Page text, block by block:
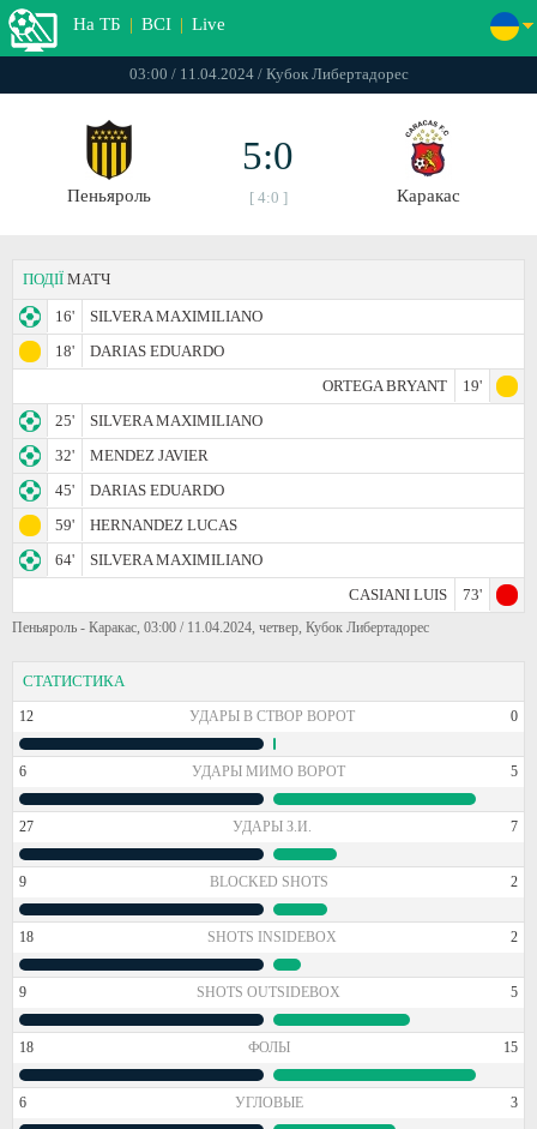
На ТБ | ВСІ | Live
03:00 / 11.04.2024 / Кубок Либертадорес
Пеньяроль
5:0
[ 4:0 ] Каракас
ПОДІЇ МАТЧ
16'
SILVERA MAXIMILIANO
18'
DARIAS EDUARDO
ORTEGA BRYANT
19'
25'
SILVERA MAXIMILIANO
32'
MENDEZ JAVIER
45'
DARIAS EDUARDO
59'
HERNANDEZ LUCAS
64'
SILVERA MAXIMILIANO
CASIANI LUIS
73'
Пеньяроль - Каракас, 03:00 / 11.04.2024, четвер, Кубок Либертадорес
СТАТИСТИКА
12 УДАРЫ В СТВОР ВОРОТ 0
6 УДАРЫ МИМО ВОРОТ 5
27 УДАРЫ З.И. 7
9 BLOCKED SHOTS 2
18 SHOTS INSIDEBOX 2
9 SHOTS OUTSIDEBOX 5
18 ФОЛЫ 15
6 УГЛОВЫЕ 3